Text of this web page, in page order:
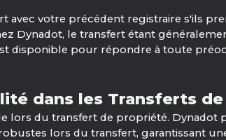
avec votre précédent registraire s'ils
Dynadot, le transfert étant
disponible pour répondre à toute
dans les Transferts
lors du transfert de propriété. Dynadot
lors du transfert, garantissant